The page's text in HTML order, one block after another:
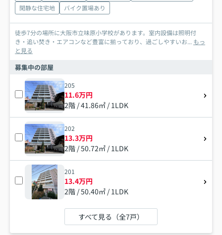
閑静な住宅地
バイク置場あり
徒歩7分の場所に大阪市立味原小学校があります。室内設備は照明付
き・追い焚き・エアコンなど豊富に揃っており、過ごしやすいお... もっ
と見る
募集中の部屋
205
11.6万円
2階 / 41.86㎡ / 1LDK
202
13.3万円
2階 / 50.72㎡ / 1LDK
201
13.4万円
2階 / 50.40㎡ / 1LDK
すべて見る（全7戸）